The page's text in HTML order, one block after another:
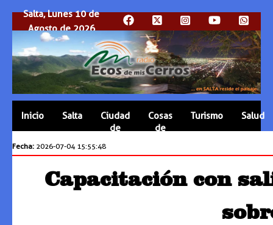
Salta, Lunes 10 de
Agosto de 2026
Inicio Salta
Ciudad
de
Cosas
de
Turismo Salud
Fecha: 2026-07-04 15:55:48
Capacitación con